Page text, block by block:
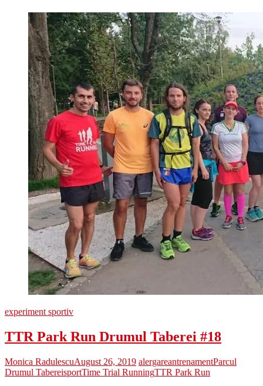
experiment sportiv
TTR Park Run Drumul Taberei #18
Monica RadulescuAugust 26, 2019 alergareantrenamentParcul
Drumul TabereisportTime Trial RunningTTR Park Run